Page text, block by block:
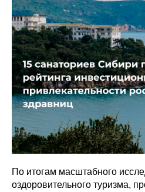
По итогам масштабного
оздоровительного туризма,